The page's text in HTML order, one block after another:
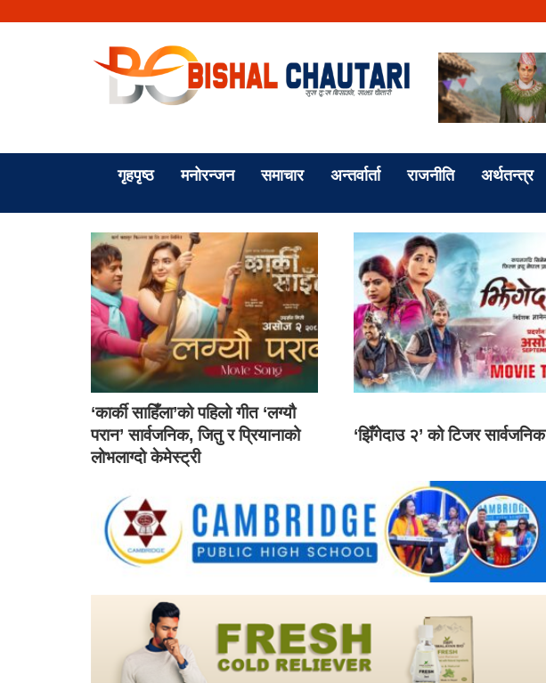
गृहपृष्ठ मनोरन्जन समाचार अन्तर्वार्ता राजनीति अर्थतन्त्र
‘कार्की साहिँला’को पहिलो गीत ‘लग्यौ
परान’ सार्वजनिक, जितु र प्रियानाको
लोभलाग्दो केमेस्ट्री
‘झिँगेदाउ २’ को टिजर सार्वजनिक